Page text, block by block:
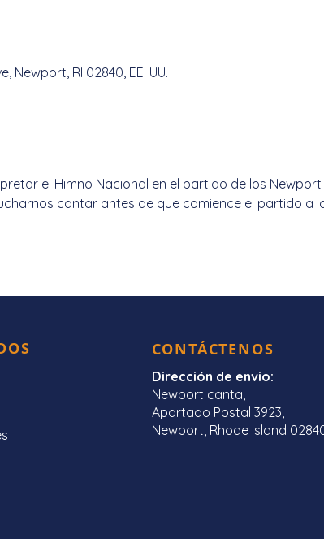
Newport, RI 02840, EE. UU.
el Himno Nacional en el partido de los Newport
cantar antes de que comience el partido a
CONTÁCTENOS
Dirección de envio:
Newport canta,
Apartado Postal 3923,
Newport, Rhode Island